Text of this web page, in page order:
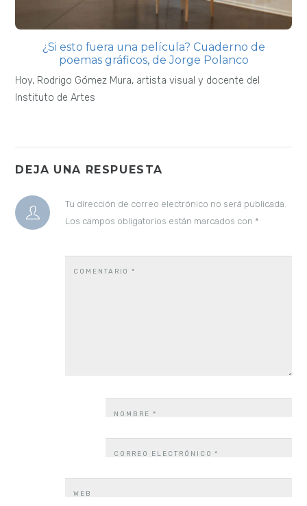
¿Si esto fuera una película? Cuaderno de
poemas gráficos, de Jorge Polanco
Hoy, Rodrigo Gómez Mura, artista visual y docente del
Instituto de Artes
DEJA UNA RESPUESTA
Tu dirección de correo electrónico no será publicada.
Los campos obligatorios están marcados con *
COMENTARIO*
NOMBRE*
CORREO ELECTRÓNICO*
WEB